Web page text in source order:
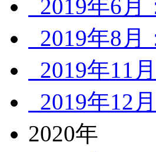
2019年6月
2019年8月
2019年11
2019年12
2020年